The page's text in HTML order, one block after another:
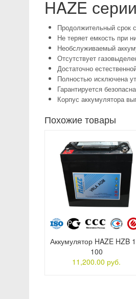
HAZE
Продолжительный срок
Не теряет емкость при
Необслуживаемый
Отсутствует
Достаточно
Полностью исключена
Гарантируется
Корпус аккумулятора
Похожие товары
Аккумулятор HAZE HZB
100
11,200.00 руб.